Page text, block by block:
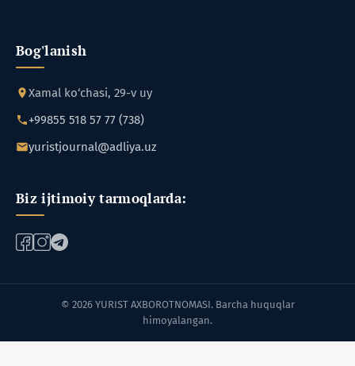
Bog'lanish
Xamal ko‘chasi, 29-v uy
+99855 518 57 77 (738)
yuristjournal@adliya.uz
Biz ijtimoiy tarmoqlarda:
© 2026 YURIST AXBOROTNOMASI. Barcha huquqlar
himoyalangan.